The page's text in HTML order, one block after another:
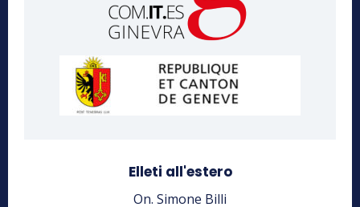
Elleti all'estero
On. Simone Billi